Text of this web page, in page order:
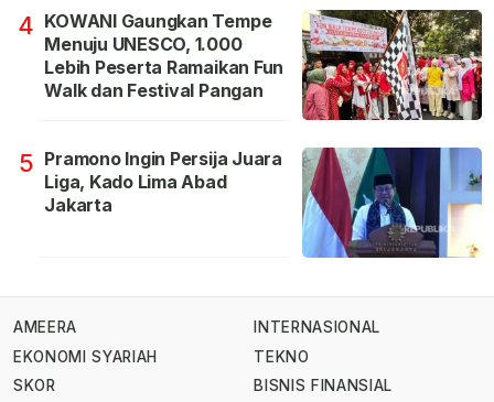
4 KOWANI Gaungkan Tempe
Menuju UNESCO, 1.000
Lebih Peserta Ramaikan Fun
Walk dan Festival Pangan
5 Pramono Ingin Persija Juara
Liga, Kado Lima Abad
Jakarta
AMEERA
EKONOMI SYARIAH
SKOR
INTERNASIONAL
TEKNO
BISNIS FINANSIAL